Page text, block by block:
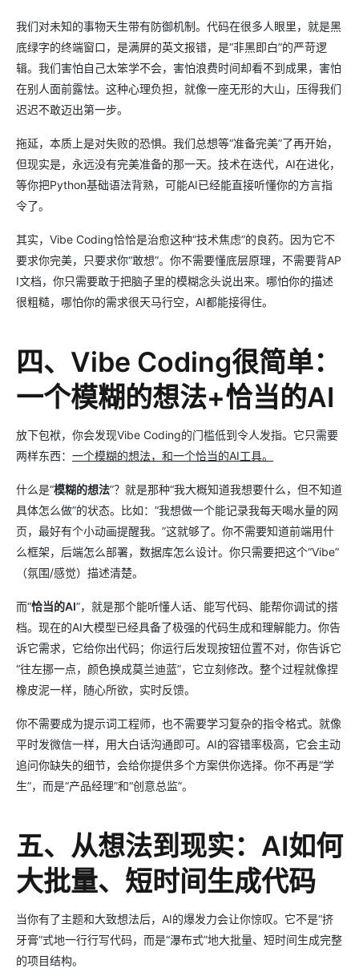
我们对未知的事物天生带有防御机制。代码在很多人眼里，就是黑
底绿字的终端窗口，是满屏的英文报错，是“非黑即白”的严苛逻
辑。我们害怕自己太笨学不会，害怕浪费时间却看不到成果，害怕
在别人面前露怯。这种心理负担，就像一座无形的大山，压得我们
迟迟不敢迈出第一步。
拖延，本质上是对失败的恐惧。我们总想等“准备完美”了再开始，
但现实是，永远没有完美准备的那一天。技术在迭代，AI在进化，
等你把Python基础语法背熟，可能AI已经能直接听懂你的方言指
令了。
其实，Vibe Coding恰恰是治愈这种“技术焦虑”的良药。因为它不
要求你完美，只要求你“敢想”。你不需要懂底层原理，不需要背AP
I文档，你只需要敢于把脑子里的模糊念头说出来。哪怕你的描述
很粗糙，哪怕你的需求很天马行空，AI都能接得住。
四、Vibe Coding很简单：
一个模糊的想法+恰当的AI
放下包袱，你会发现Vibe Coding的门槛低到令人发指。它只需要
两样东西： 一个模糊的想法，和一个恰当的AI工具。
什么是“模糊的想法”？就是那种“我大概知道我想要什么，但不知道
具体怎么做”的状态。比如：“我想做一个能记录我每天喝水量的网
页，最好有个小动画提醒我。”这就够了。你不需要知道前端用什
么框架，后端怎么部署，数据库怎么设计。你只需要把这个“Vibe”
（氛围/感觉）描述清楚。
而“恰当的AI”，就是那个能听懂人话、能写代码、能帮你调试的搭
档。现在的AI大模型已经具备了极强的代码生成和理解能力。你告
诉它需求，它给你出代码；你运行后发现按钮位置不对，你告诉它
“往左挪一点，颜色换成莫兰迪蓝”，它立刻修改。整个过程就像捏
橡皮泥一样，随心所欲，实时反馈。
你不需要成为提示词工程师，也不需要学习复杂的指令格式。就像
平时发微信一样，用大白话沟通即可。AI的容错率极高，它会主动
追问你缺失的细节，会给你提供多个方案供你选择。你不再是“学
生”，而是“产品经理”和“创意总监”。
五、从想法到现实：AI如何
大批量、短时间生成代码
当你有了主题和大致想法后，AI的爆发力会让你惊叹。它不是“挤
牙膏”式地一行行写代码，而是“瀑布式”地大批量、短时间生成完整
的项目结构。